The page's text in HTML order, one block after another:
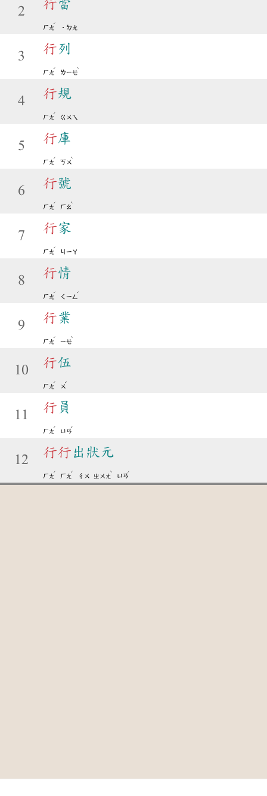
2
行當
ㄏㄤ
ˊ
˙ㄉㄤ
3
行列
ㄏㄤ
ˊ
ㄌㄧㄝ
ˋ
4
行規
ㄏㄤ
ˊ
ㄍㄨㄟ
5
行庫
ㄏㄤ
ˊ
ㄎㄨ
ˋ
6
行號
ㄏㄤ
ˊ
ㄏㄠ
ˋ
7
行家
ㄏㄤ
ˊ
ㄐㄧㄚ
8
行情
ㄏㄤ
ˊ
ㄑㄧㄥ
ˊ
9
行業
ㄏㄤ
ˊ
ㄧㄝ
ˋ
10
行伍
ㄏㄤ
ˊ
ㄨ
ˇ
11
行 員
ㄏㄤ
ˊ
ㄩㄢ
ˊ
12
行行 出狀元
ㄏㄤ
ˊ
ㄏㄤ
ˊ
ㄔㄨ ㄓㄨㄤ
ˋ
ㄩㄢ
ˊ